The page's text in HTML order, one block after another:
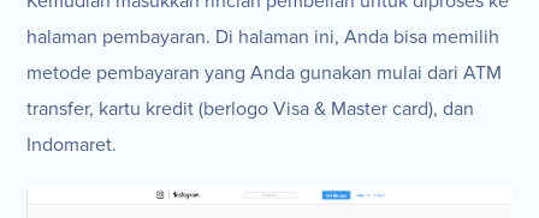
halaman pembayaran. Di halaman ini, Anda bisa memilih
metode pembayaran yang Anda gunakan mulai dari ATM
transfer, kartu kredit (berlogo Visa & Master card), dan
Indomaret.